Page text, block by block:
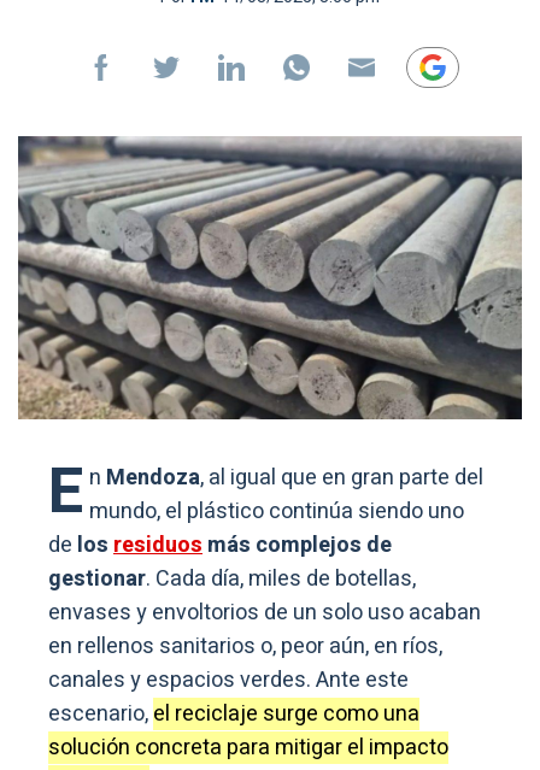
E n Mendoza, al igual que en gran parte del
mundo, el plástico continúa siendo uno
de losresiduosmás complejos de
gestionar. Cada día, miles de botellas,
envases y envoltorios de un solo uso acaban
en rellenos sanitarios o, peor aún, en ríos,
canales y espacios verdes. Ante este
escenario,el reciclaje surge como una
solución concreta para mitigar el impacto